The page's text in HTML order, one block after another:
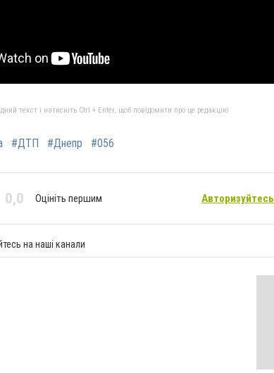
текст і натисніть Ctrl + Enter, щоб повідомити про це редакцію
#ДТП #Днепр #056
0,0 Оцініть першим Авторизуйтесь
на наші канали